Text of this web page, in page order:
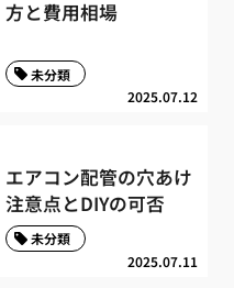
方と費用相場
2025.07.12
未分類
エアコン配管の穴あけ
注意点とDIYの可否
2025.07.11
未分類